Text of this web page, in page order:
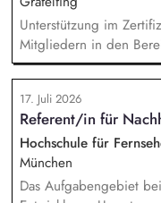
Unterstützung im
Mitgliedern in den
Schwerpunkt auf
und Überprüfung von
Arbeitszeiterfassungen
Weiterentwicklung der
Verantwortung sowie
17. Juli 2026
Referent/in für
Hochschule für
München
Das Aufgabengebiet